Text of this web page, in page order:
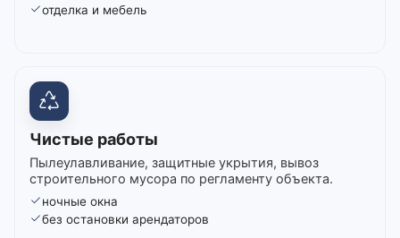
отделка и мебель
Чистые работы
Пылеулавливание, защитные укрытия, вывоз
строительного мусора по регламенту объекта.
ночные окна
без остановки арендаторов